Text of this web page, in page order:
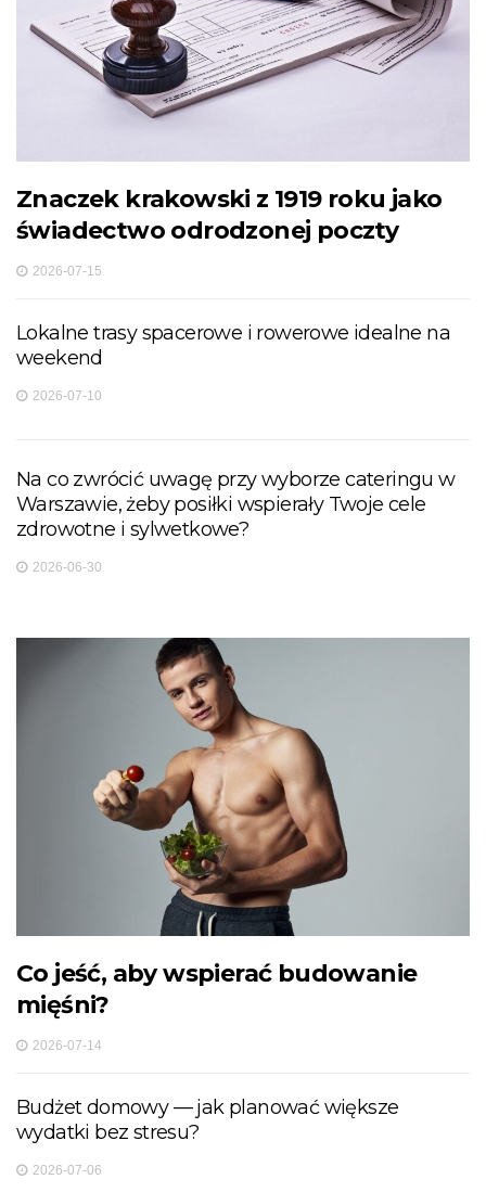
Znaczek krakowski z 1919 roku jako
świadectwo odrodzonej poczty
2026-07-15
Lokalne trasy spacerowe i rowerowe idealne na
weekend
2026-07-10
Na co zwrócić uwagę przy wyborze cateringu w
Warszawie, żeby posiłki wspierały Twoje cele
zdrowotne i sylwetkowe?
2026-06-30
Co jeść, aby wspierać budowanie
mięśni?
2026-07-14
Budżet domowy — jak planować większe
wydatki bez stresu?
2026-07-06